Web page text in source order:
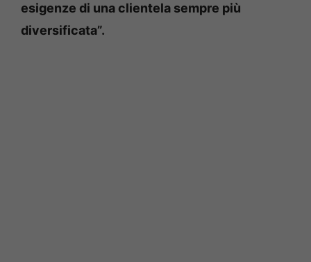
esigenze di una clientela sempre più
diversificata”.